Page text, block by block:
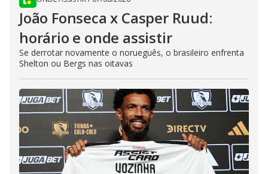
João Fonseca x Casper Ruud:
horário e onde assistir
Se derrotar novamente o norueguês, o brasileiro enfrenta
Shelton ou Bergs nas oitavas